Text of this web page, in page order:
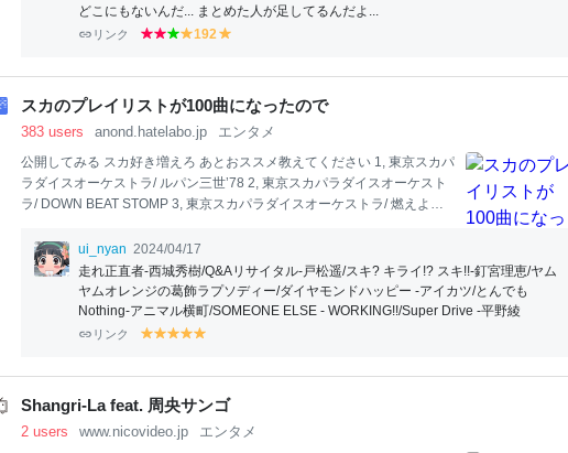
どこにもないんだ... まとめた人が足してるんだよ...
リンク
r
d
r
d
g
e
n
y
lo
w
192
lo
w
スカのプレイリストが100曲になったので
383 users anond.hatelabo.jp エンタメ
公開してみる スカ好き増えろ あとおススメ教えてください 1, 東京スカパ
ラダイスオーケストラ/ ルパン三世’78 2, 東京スカパラダイスオーケスト
ラ/ DOWN BEAT STOMP 3, 東京スカパラダイスオーケストラ/ 燃えよド
ダイスオーケストラ/ スキャラバン（CARAVAN） 6, 東京スカパラダイス
オーケストラ/ 太陽にお願い 7, 東京スカパラダイスオーケストラ/ 勇者の
BraveEagle Of Apache～ 8, 東京スカパラダイスオーケストラ/ フィ
ルムメイカーズ・ブリード～頂上決戦～ 9, 東京スカパラダイスオーケス
トラ/ 5 days of TEQ
UILA 10, 東京スカパラダイスオーケストラ/ MONSTE
ui_nyan 2024/04/17
走れ正直者-西城秀樹/Q&Aリサイタル-戸松遥/スキ? キライ!? スキ!!-釘宮理恵/ヤム
ヤムオレンジの葛飾ラプソディー/ダイヤモンドハッピー -アイカツ/とんでも
Nothing-アニマル横町/SOMEONE ELSE - WORKING!!/Super Drive -平野綾
リンク
y
lo
w
y
lo
w
y
lo
w
y
lo
w
lo
w
Shangri-La feat. 周央サンゴ
2 users www.nicovideo.jp エンタメ